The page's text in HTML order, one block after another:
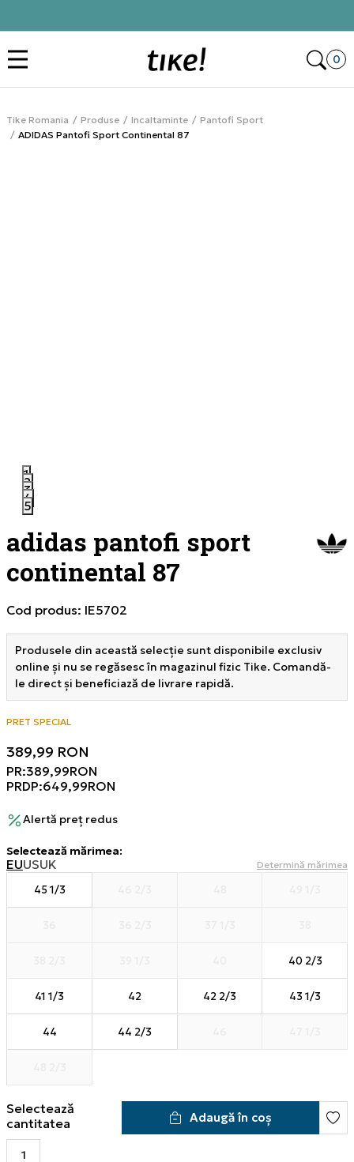
0
Tike Romania Produse Incaltaminte
Pantofi Sport
ADIDAS Pantofi Sport Continental 87
1
2
3
4
5
adidas pantofi sport
continental 87
Cod produs: IE5702
Produsele din această selecție sunt disponibile exclusiv
online și nu se regăsesc în magazinul fizic Tike. Comandă-
le direct și beneficiază de livrare rapidă.
PRET SPECIAL
389,99 RON
PR:389,99RON
PRDP:649,99RON
Alertă preț redus
Selectează mărimea:
EUUSUK Determină mărimea
45 1/3
40 2/3
41 1/3 42 42 2/3 43 1/3
44 44 2/3
Selectează
cantitatea
Adaugă în coș